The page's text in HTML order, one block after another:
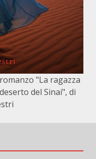
"La ragazza
del Sinai", di